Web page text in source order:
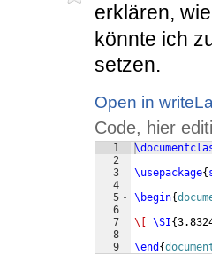
erklären,
könnte ich
setzen.
Open in
Code, hier
1
2
3
4
5
6
7
8
9
\usepackage{
\begin{
\[
\SI{
\end {